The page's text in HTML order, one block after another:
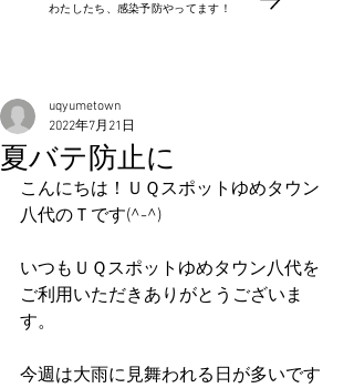
​わたしたち、感染予防やってます！
夏バテ防止に
uqyumetown
2022年7月21日
こんにちは！ＵＱスポットゆめタウン
八代のＴです(^-^)
いつもＵＱスポットゆめタウン八代を
ご利用いただきありがとうございま
す。
今週は大雨に見舞われる日が多いです